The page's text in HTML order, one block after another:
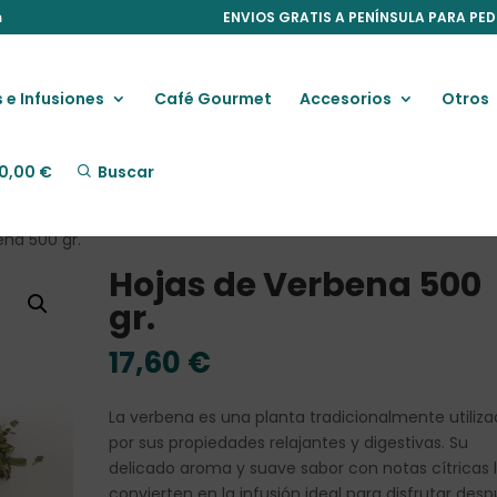
ENVIOS GRATIS A PENÍNSULA PARA
e Infusiones Café Gourmet Accesorios Otros
0,00 € Buscar
500 gr.
Hojas de Verbena 500
gr.
17,60 €
La verbena es una planta tradicionalmente
por sus propiedades relajantes y digestivas. Su
delicado aroma y suave sabor con notas cítricas